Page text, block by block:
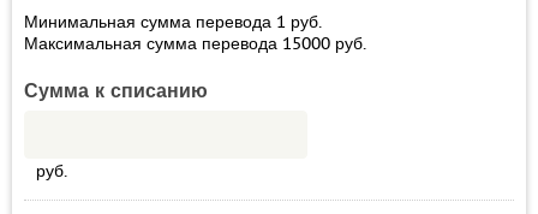
Минимальная сумма перевода 1 руб.
Максимальная сумма перевода 15000 руб.
Сумма к списанию
руб.